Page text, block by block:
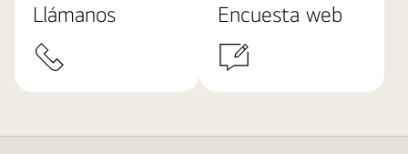
Llámanos Encuesta web